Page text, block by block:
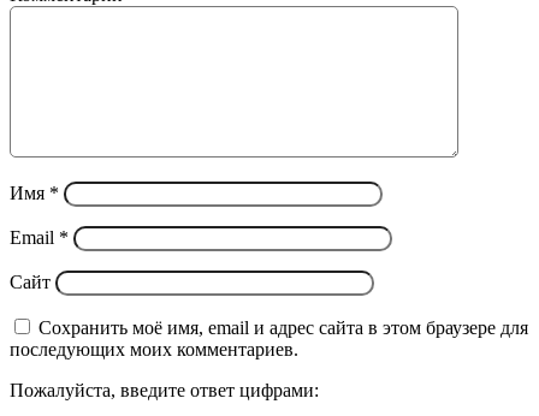
Имя *
Email *
Сайт
Сохранить моё имя, email и адрес сайта в этом браузере для
последующих моих комментариев.
Пожалуйста, введите ответ цифрами: